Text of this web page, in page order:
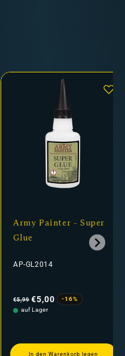
Army Painter - Super
Glue
AP-GL2014
Preis
€5,99 €5,00
-16%
auf Lager
In den Warenkorb legen